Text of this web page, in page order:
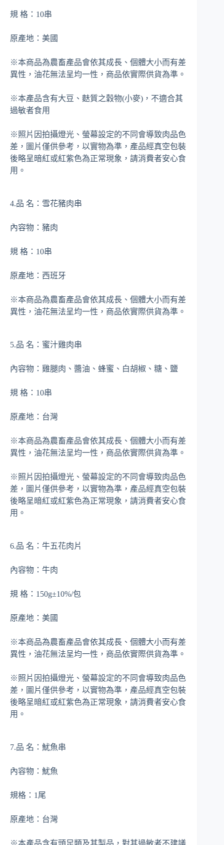
規 格：10串
原產地：美國
※本商品為農畜產品會依其成長、個體大小而有差
異性，油花無法呈均一性，商品依實際供貨為準。
※本產品含有大豆、麩質之穀物(小麥)，不適合其
過敏者食用
※照片因拍攝燈光、螢幕設定的不同會導致肉品色
差，圖片僅供參考，以實物為準，產品經真空包裝
後略呈暗紅或紅紫色為正常現象，請消費者安心食
用。
4.品 名：雪花豬肉串
內容物：豬肉
規 格：10串
原產地：西班牙
※本商品為農畜產品會依其成長、個體大小而有差
異性，油花無法呈均一性，商品依實際供貨為準。
5.品 名：蜜汁雞肉串
內容物：雞腿肉、醬油、蜂蜜、白胡椒、糖、鹽
規 格：10串
原產地：台灣
※本商品為農畜產品會依其成長、個體大小而有差
異性，油花無法呈均一性，商品依實際供貨為準。
※照片因拍攝燈光、螢幕設定的不同會導致肉品色
差，圖片僅供參考，以實物為準，產品經真空包裝
後略呈暗紅或紅紫色為正常現象，請消費者安心食
用。
6.品 名：牛五花肉片
內容物：牛肉
規 格：150g±10%/包
原產地：美國
※本商品為農畜產品會依其成長、個體大小而有差
異性，油花無法呈均一性，商品依實際供貨為準。
※照片因拍攝燈光、螢幕設定的不同會導致肉品色
差，圖片僅供參考，以實物為準，產品經真空包裝
後略呈暗紅或紅紫色為正常現象，請消費者安心食
用。
7.品 名：魷魚串
內容物：魷魚
規格：1尾
原產地：台灣
※本產品含有頭足類及其製品，對其過敏者不建議